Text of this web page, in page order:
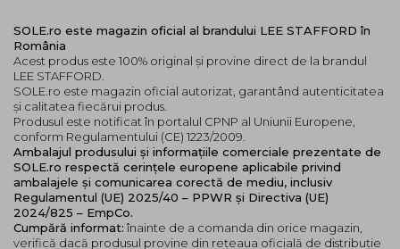
SOLE.ro este magazin oficial al brandului LEE STAFFORD în
România
Acest produs este 100% original și provine direct de la brandul
LEE STAFFORD.
SOLE.ro este magazin oficial autorizat, garantând autenticitatea
și calitatea fiecărui produs.
Produsul este notificat în portalul CPNP al Uniunii Europene,
conform Regulamentului (CE) 1223/2009.
Ambalajul produsului și informațiile comerciale prezentate de
SOLE.ro respectă cerințele europene aplicabile privind
ambalajele și comunicarea corectă de mediu, inclusiv
Regulamentul (UE) 2025/40 – PPWR și Directiva (UE)
2024/825 – EmpCo.
Cumpără informat: înainte de a comanda din orice magazin,
verifică dacă produsul provine din rețeaua oficială de distribuție